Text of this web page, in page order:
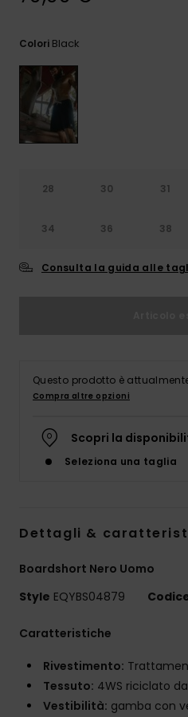
Colori Black
28 30 31
34 36 38
Consulta la guida alle
Questo prodotto è
Compra altre opzioni
Scopri la
Seleziona una taglia
Dettagli &
Boardshort Nero Uomo
Style EQYBS04879
Caratteristiche
Rivestimento:
Tessuto: 4WS riciclato
Vestibilità: gamba con